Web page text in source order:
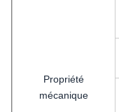
Propriété
mécanique